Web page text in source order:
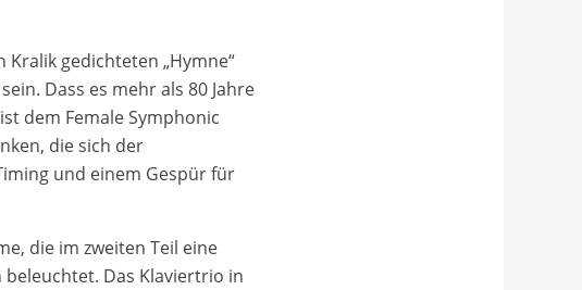
Kralik gedichteten „Hymne“
Dass es mehr als 80 Jahre
dem Female Symphonic
die sich der
und einem Gespür für
die im zweiten Teil eine
Das Klaviertrio in